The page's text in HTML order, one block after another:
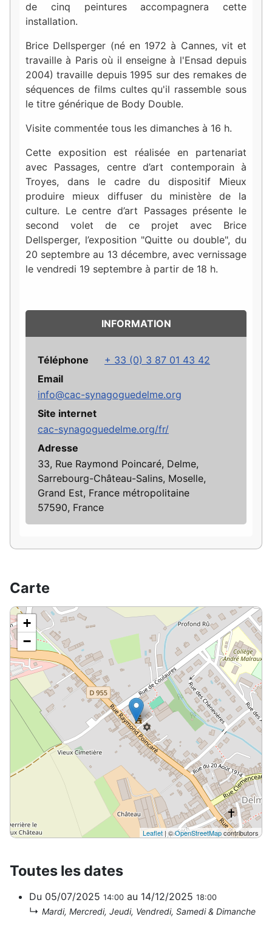
de cinq peintures accompagnera cette
installation.
Brice Dellsperger (né en 1972 à Cannes, vit et
travaille à Paris où il enseigne à l'Ensad depuis
2004) travaille depuis 1995 sur des remakes de
séquences de films cultes qu'il rassemble sous
le titre générique de Body Double.
Visite commentée tous les dimanches à 16 h.
Cette exposition est réalisée en partenariat
avec Passages, centre d’art contemporain à
Troyes, dans le cadre du dispositif Mieux
produire mieux diffuser du ministère de la
culture. Le centre d’art Passages présente le
second volet de ce projet avec Brice
Dellsperger, l’exposition "Quitte ou double", du
20 septembre au 13 décembre, avec vernissage
le vendredi 19 septembre à partir de 18 h.
INFORMATION
Téléphone
+ 33 (0) 3 87 01 43 42
Email
info@cac-synagoguedelme.org
Site internet
cac-synagoguedelme.org/fr/
Adresse
33, Rue Raymond Poincaré, Delme,
Sarrebourg-Château-Salins, Moselle,
Grand Est, France métropolitaine
57590, France
Carte
+
−
Leaflet | ©OpenStreetMapcontributors
Toutes les dates
Du 05/07/2025 14:00 au 14/12/2025 18:00
↳ Mardi, Mercredi, Jeudi, Vendredi, Samedi & Dimanche